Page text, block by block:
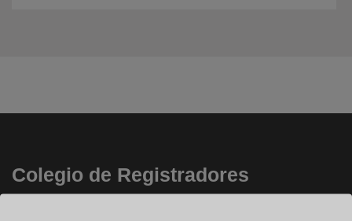
Colegio de Registradores